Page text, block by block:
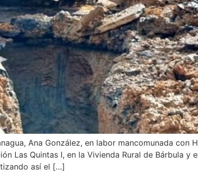
Ana González, en labor mancomunada
Las Quintas I, en la Vivienda Rural de Bárbula y
así el […]